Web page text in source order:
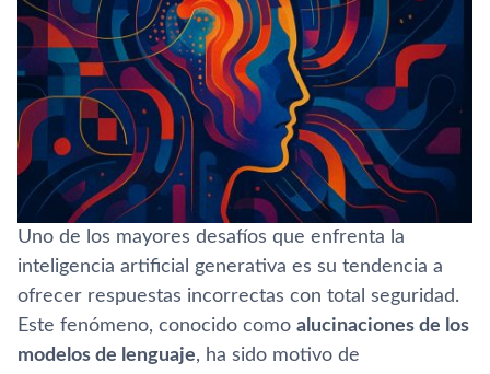
Uno de los mayores desafíos que enfrenta la
inteligencia artificial generativa es su tendencia a
ofrecer respuestas incorrectas con total seguridad.
Este fenómeno, conocido como alucinaciones de los
modelos de lenguaje, ha sido motivo de